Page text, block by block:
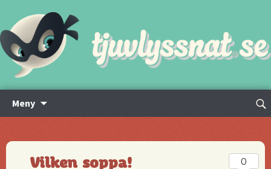
Meny
innehåll
Sök
Vilken soppa! 0